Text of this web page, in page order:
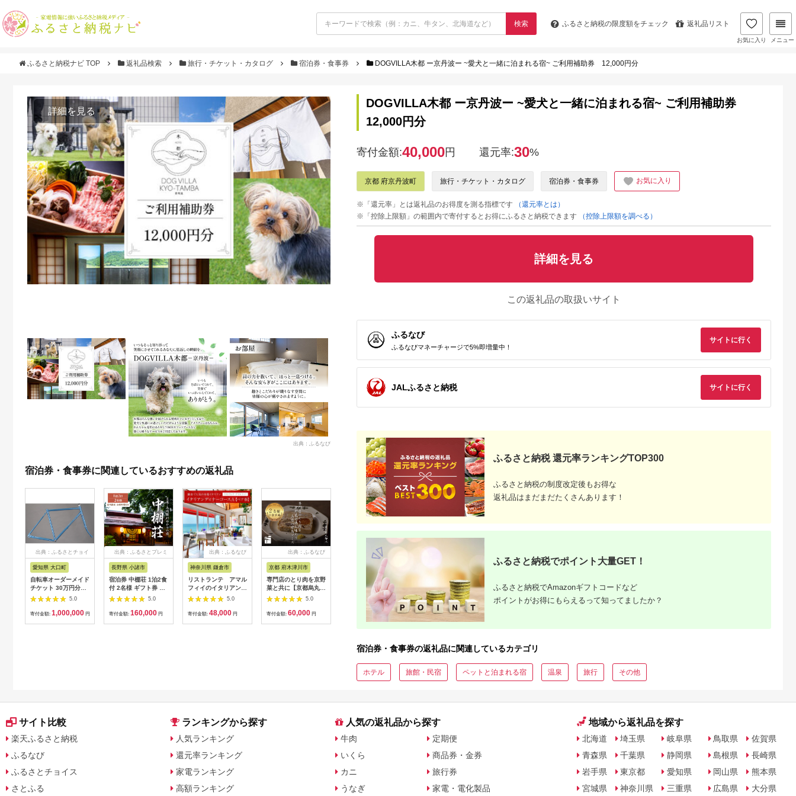
検索 ふるさと納税の限度額をチェック 返礼品リスト
お気に入り メニュー
ふるさと納税ナビ TOP 返礼品検索 旅行・チケット・カタログ 宿泊券・食事券 DOGVILLA木都 ー京丹波ー ~愛犬と一緒に泊まれる宿~ ご利用補助券 12,000円分
詳細を見る
出典：ふるなび
宿泊券・食事券に関連しているおすすめの返礼品
出典：ふるさとチョイ
愛知県 大口町
自転車オーダーメイド
チケット 30万円分
【1360365】
5.0
寄付金額: 1,000,000 円
出典：ふるさとプレミ
長野県 小諸市
宿泊券 中棚荘 1泊2食
付 2名様 ギフト券 チ
ケット 券 宿泊 旅行
5.0
寄付金額: 160,000 円
出典：ふるなび
神奈川県 鎌倉市
リストランテ アマル
フィイのイタリアンデ
ィナーコースA ペア
5.0
寄付金額: 48,000 円
出典：ふるなび
京都 府木津川市
専門店のとり肉を京野
菜と共に【京都烏丸御
池】で味わう2名様焼
鳥コースお食事券
064-15
5.0
寄付金額: 60,000 円
出典：ふるなび
界 雲仙 ふるさと納
税宿泊ギフト券
（15,000円）【星野
リゾート】
5.0
50,000
埼玉県 飯能市
【BlueTarp】ランチ
お食事券(ペア) チケッ
ト HNNC001
5.0
寄付金額:14,000円
ス
宮崎県 都城市
ラブ購入補助券
300,000円_GI-
C701_(都城市) ゴルフ
ソン クリーブランド
アイアン ドライバー
フェアウェイウッド
ハイブリッド ウエッ
ジ 最新モデル
5.0
群馬県 長野原町
周辺ほか町内各所で利
用可能な長野原町ふる
さと感謝券（3,000円
5.0
DOGVILLA木都 ー京丹波ー ~愛犬と一緒に泊まれる宿~ ご利用補助券
12,000円分
寄付金額:40,000円 還元率:30%
京都 府京丹波町 旅行・チケット・カタログ 宿泊券・食事券 お気に入り
※「還元率」とは返礼品のお得度を測る指標です
（還元率とは）
※「控除上限額」の範囲内で寄付するとお得にふるさと納税できます
（控除上限額を調べる）
詳細を見る
この返礼品の取扱いサイト
ふるなび
ふるなびマネーチャージで5%即増量中！
サイトに行く
JALふるさと納税 サイトに行く
ふるさと納税 還元率ランキングTOP300
ふるさと納税の制度改定後もお得な
返礼品はまだまだたくさんあります！
ふるさと納税でポイント大量GET！
ふるさと納税でAmazonギフトコードなど
ポイントがお得にもらえるって知ってましたか？
宿泊券・食事券の返礼品に関連しているカテゴリ
ホテル 旅館・民宿 ペットと泊まれる宿 温泉 旅行 その他
サイト比較
楽天ふるさと納税
ふるなび
ふるさとチョイス
さとふる
ランキングから探す
人気ランキング
還元率ランキング
家電ランキング
高額ランキング
人気の返礼品から探す
牛肉
いくら
カニ
うなぎ
定期便
商品券・金券
旅行券
家電・電化製品
地域から返礼品を探す
北海道
青森県
岩手県
宮城県
埼玉県
千葉県
東京都
神奈川県
岐阜県
静岡県
愛知県
三重県
鳥取県
島根県
岡山県
広島県
佐賀県
長崎県
熊本県
大分県